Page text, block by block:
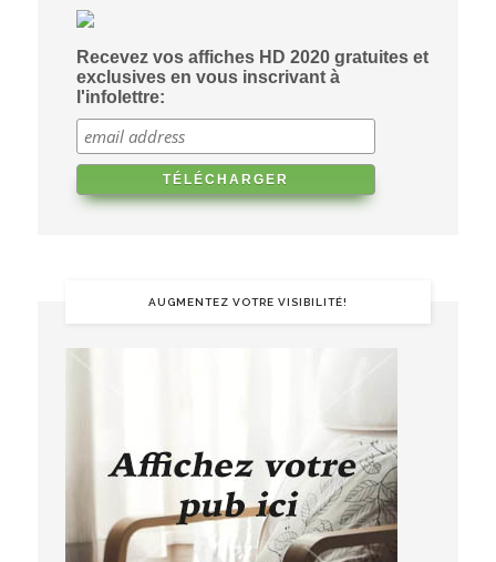
Recevez vos affiches HD 2020 gratuites et
exclusives en vous inscrivant à
l'infolettre:
AUGMENTEZ VOTRE VISIBILITÉ!